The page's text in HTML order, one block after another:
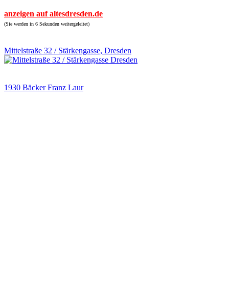
anzeigen auf altesdresden.de
(Sie werden in 6 Sekunden weitergeleitet)
Mittelstraße 32 / Stärkengasse, Dresden
1930 Bäcker Franz Laur